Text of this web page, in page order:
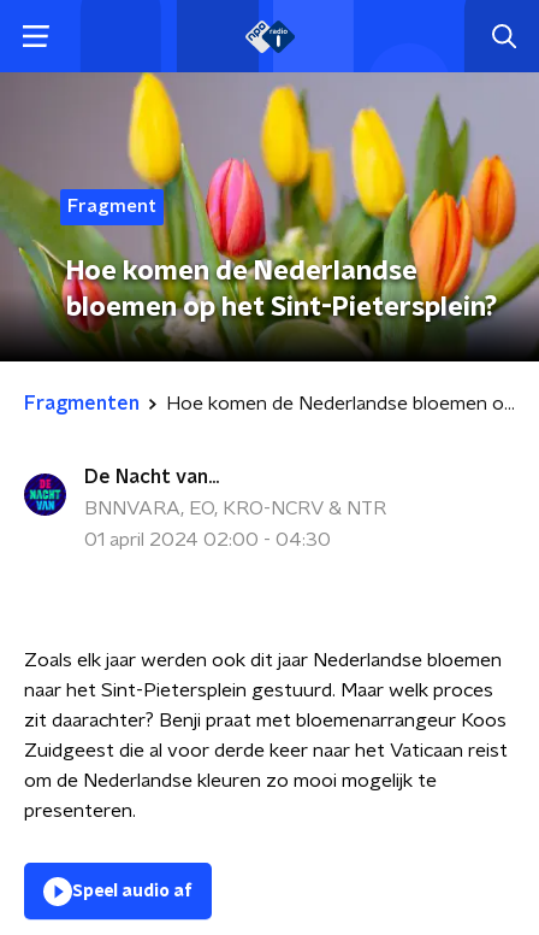
Fragment
Hoe komen de Nederlandse
bloemen op het Sint-Pietersplein?
Fragmenten Hoe komen de Nederlandse bloemen op het Sint-Pietersplein?
De Nacht van...
BNNVARA, EO, KRO-NCRV & NTR
01 april 2024 02:00 - 04:30
Zoals elk jaar werden ook dit jaar Nederlandse bloemen
naar het Sint-Pietersplein gestuurd. Maar welk proces
zit daarachter? Benji praat met bloemenarrangeur Koos
Zuidgeest die al voor derde keer naar het Vaticaan reist
om de Nederlandse kleuren zo mooi mogelijk te
presenteren.
Speel audio af